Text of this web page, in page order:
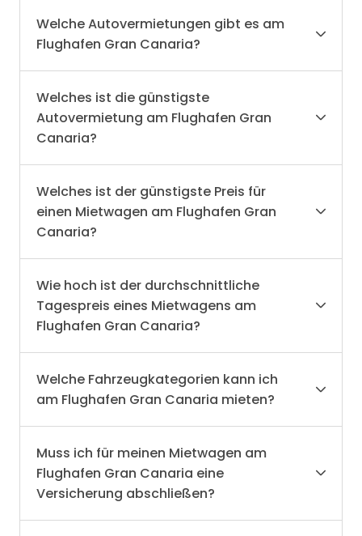
Welche Autovermietungen gibt es am
Flughafen Gran Canaria?
Welches ist die günstigste
Autovermietung am Flughafen Gran
Canaria?
Welches ist der günstigste Preis für
einen Mietwagen am Flughafen Gran
Canaria?
Wie hoch ist der durchschnittliche
Tagespreis eines Mietwagens am
Flughafen Gran Canaria?
Welche Fahrzeugkategorien kann ich
am Flughafen Gran Canaria mieten?
Muss ich für meinen Mietwagen am
Flughafen Gran Canaria eine
Versicherung abschließen?